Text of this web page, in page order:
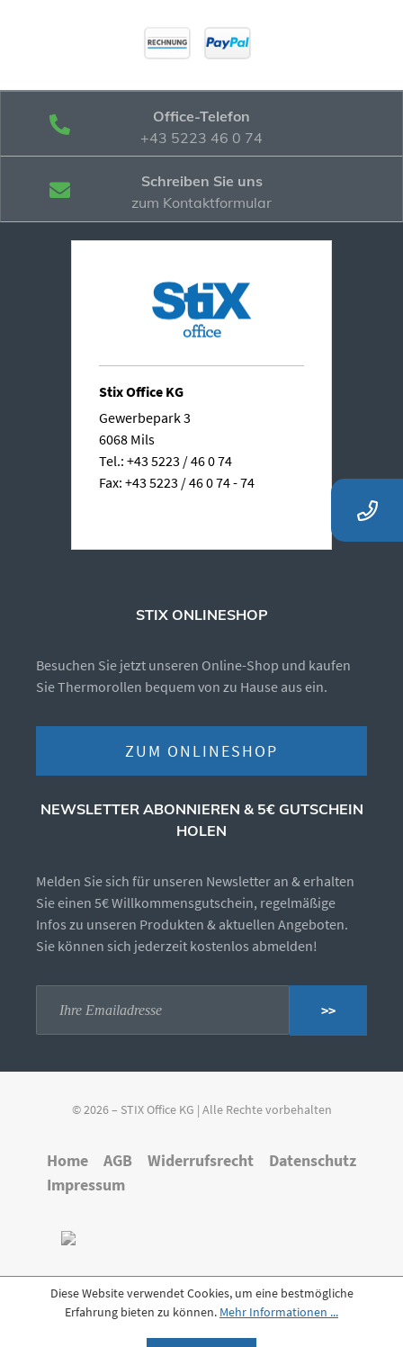
Office-Telefon
+43 5223 46 0 74
Schreiben Sie uns
zum Kontaktformular
Stix Office KG
Gewerbepark 3
6068 Mils
Tel.: +43 5223 / 46 0 74
Fax: +43 5223 / 46 0 74 - 74
STIX ONLINESHOP
Besuchen Sie jetzt unseren Online-Shop und kaufen
Sie Thermorollen bequem von zu Hause aus ein.
ZUM ONLINESHOP
NEWSLETTER ABONNIEREN & 5€ GUTSCHEIN
HOLEN
Melden Sie sich für unseren Newsletter an & erhalten
Sie einen 5€ Willkommensgutschein, regelmäßige
Infos zu unseren Produkten & aktuellen Angeboten.
Sie können sich jederzeit kostenlos abmelden!
>>
© 2026 – STIX Office KG | Alle Rechte vorbehalten
Home AGB Widerrufsrecht
Datenschutz
Impressum
Diese Website verwendet Cookies, um eine bestmögliche
Erfahrung bieten zu können. Mehr Informationen ...